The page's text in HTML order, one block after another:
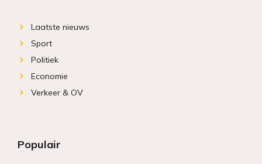
Laatste nieuws
Sport
Politiek
Economie
Verkeer & OV
Populair